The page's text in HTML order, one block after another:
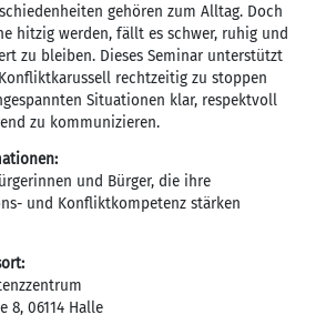
gehören zum Alltag. Doch
hitzig werden, fällt es schwer, ruhig und
zu bleiben. Dieses Seminar unterstützt
rechtzeitig zu stoppen
Situationen klar, respektvoll
zu kommunizieren.
und Bürger, die ihre
und Konfliktkompetenz stärken
8, 06114 Halle